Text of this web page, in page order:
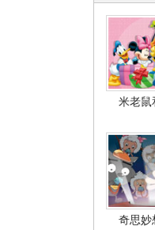
米老鼠
奇思妙